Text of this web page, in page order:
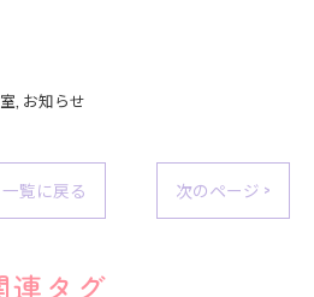
お知らせ
一覧に戻る 次のページ >
連タグ